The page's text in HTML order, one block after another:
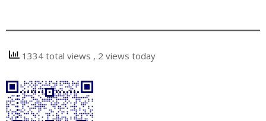
1334 total views , 2 views today